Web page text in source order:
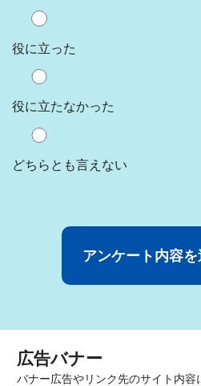
役に立った
役に立たなかった
どちらとも言えない
広告バナー
バナー広告やリンク先のサイト内容